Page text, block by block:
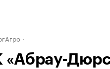
«Абрау-